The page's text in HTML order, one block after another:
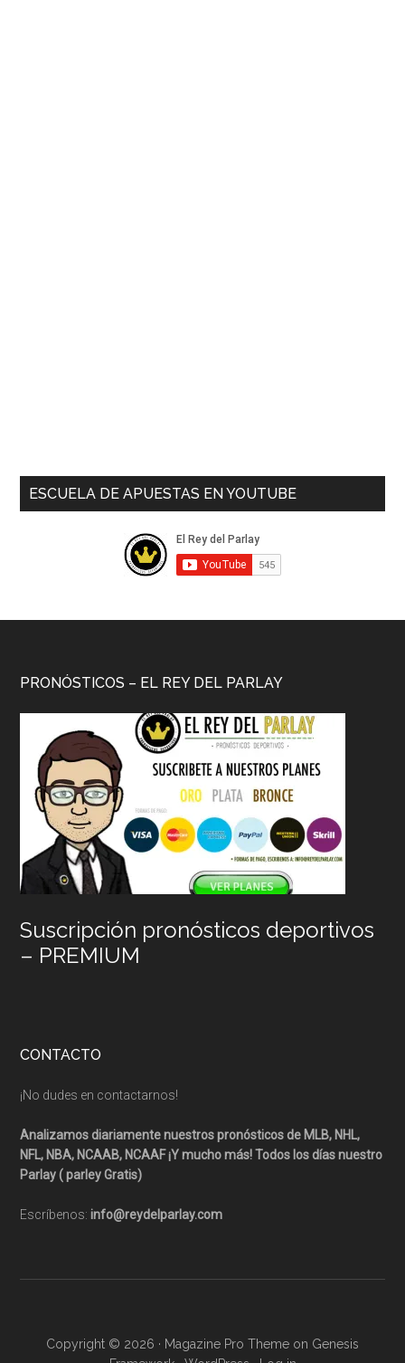
ESCUELA DE APUESTAS EN YOUTUBE
PRONÓSTICOS – EL REY DEL PARLAY
Suscripción pronósticos deportivos
– PREMIUM
CONTACTO
¡No dudes en contactarnos!
Analizamos diariamente nuestros pronósticos de MLB, NHL,
NFL, NBA, NCAAB, NCAAF ¡Y mucho más! Todos los días nuestro
Parlay ( parley Gratis)
Escríbenos:info@reydelparlay.com
Copyright © 2026 · Magazine Pro Theme on Genesis